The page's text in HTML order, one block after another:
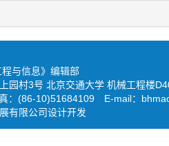
与信息》编辑部
园村3号 北京交通大学 机械工程楼
：(86-10)51684109 E-mail：
有限公司设计开发